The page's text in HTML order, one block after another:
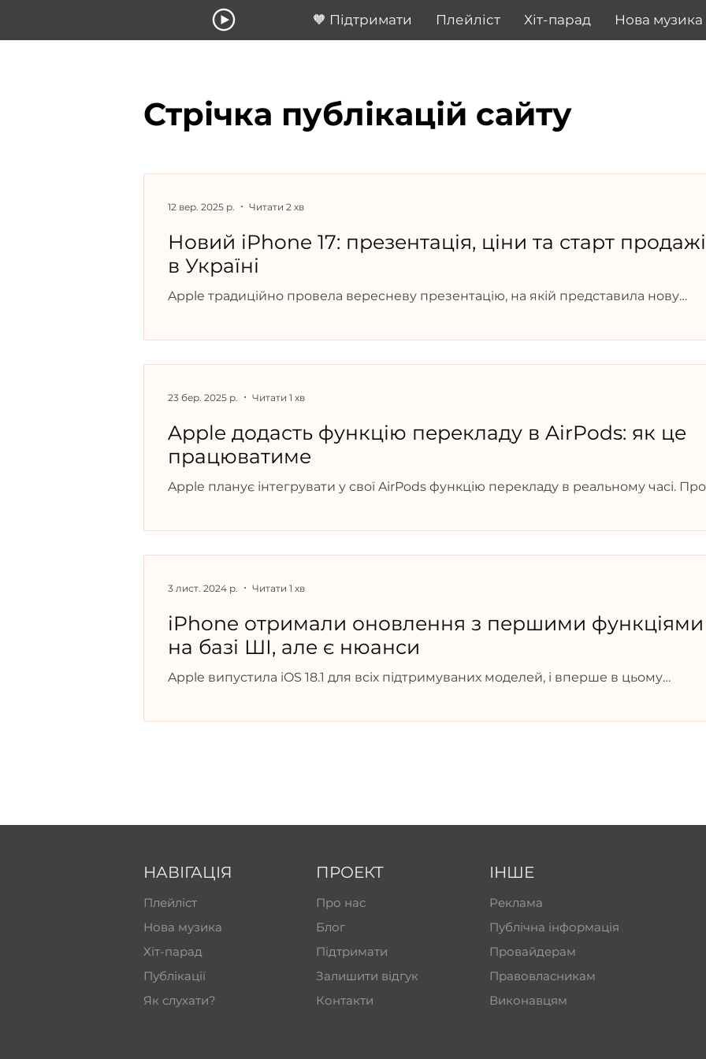
🧡 Підтримати Плейліст Хіт-парад Нова музика
Стрічка публікацій сайту
Новий iPhone 17: презентація, ціни та старт
в Україні
Apple традиційно провела вересневу презентацію, на якій представила нову
12 вер. 2025 р. Читати 2 хв
Apple додасть функцію перекладу в AirPods: як це
працюватиме
Apple планує інтегрувати у свої AirPods функцію перекладу в реальному часі.
23 бер. 2025 р. Читати 1 хв
iPhone отримали оновлення з першими функціями
на базі ШІ, але є нюанси
Apple випустила iOS 18.1 для всіх підтримуваних моделей, і вперше в цьому
3 лист. 2024 р. Читати 1 хв
НАВІГАЦІЯ
Плейліст
Нова музика
Хіт-парад
Публікації
Як слухати?
ПРОЕКТ
Про нас
Блог
Підтримати
Залишити відгук
Контакти
ІНШЕ
Реклама
Публічна інформація
Провайдерам
Правовласникам
Виконавцям